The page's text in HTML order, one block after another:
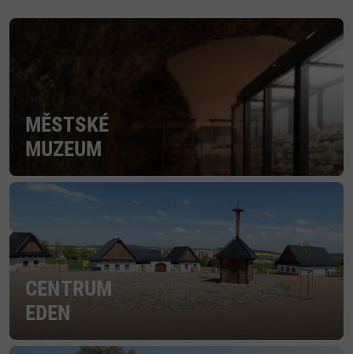
MĚSTSKÉ
MUZEUM
CENTRUM
EDEN